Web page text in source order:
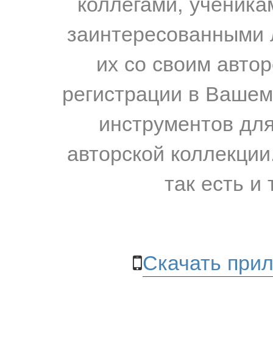
их со своим
регистрации в
инструментов
авторской
так есть и
Скачать